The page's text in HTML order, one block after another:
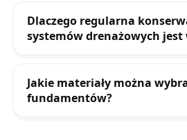
Dlaczego regularna
systemów drenażowych jest
Jakie materiały można
fundamentów?